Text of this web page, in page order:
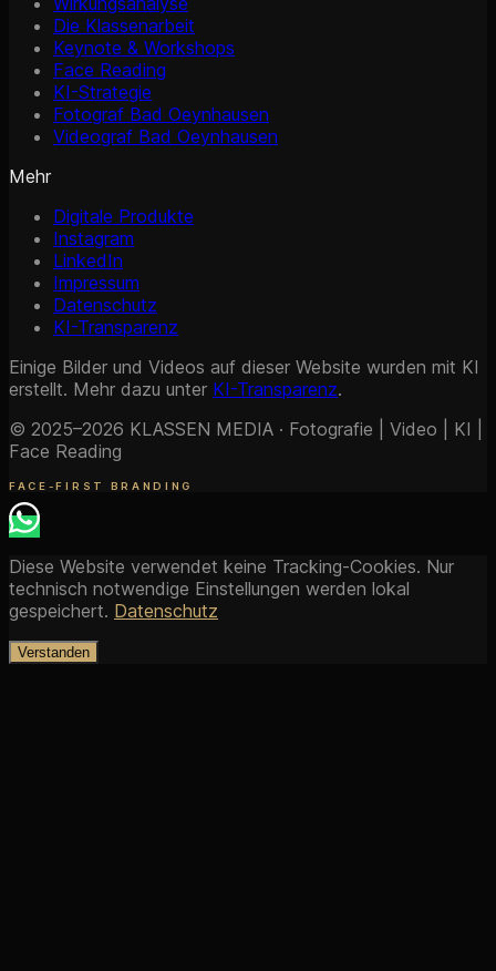
Die Klassenarbeit
Keynote & Workshops
Face Reading
KI-Strategie
Fotograf Bad Oeynhausen
Videograf Bad Oeynhausen
Mehr
Digitale Produkte
Instagram
LinkedIn
Impressum
Datenschutz
KI-Transparenz
Einige Bilder und Videos auf dieser Website wurden mit KI
erstellt. Mehr dazu unter KI-Transparenz.
© 2025–2026 KLASSEN MEDIA · Fotografie | Video | KI |
Face Reading
FACE-FIRST BRANDING
Diese Website verwendet keine Tracking-Cookies. Nur
technisch notwendige Einstellungen werden lokal
gespeichert. Datenschutz
Verstanden